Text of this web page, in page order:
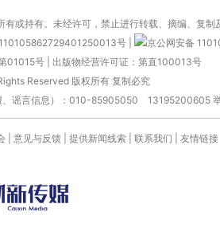
或持有。未经许可，禁止进行转载、摘编、复制
号
京公网安备
01015号| 出版物经营许可证：第直100013号
Reserved 版权所有 复制必究
、谣言信息）：010-85905050 13195200605
意见与反馈 提供新闻线索 联系我们 友情链接